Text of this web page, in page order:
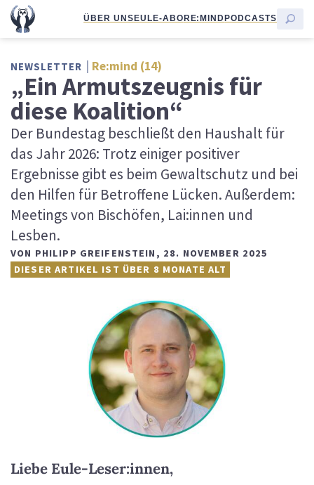
ÜBER UNSEULE-ABORE:MINDPODCASTS
NEWSLETTER Re:mind (14)
„Ein Armutszeugnis für
diese Koalition“
Der Bundestag beschließt den Haushalt für
das Jahr 2026: Trotz einiger positiver
Ergebnisse gibt es beim Gewaltschutz und bei
den Hilfen für Betroffene Lücken. Außerdem:
Meetings von Bischöfen, Lai:innen und
Lesben.
VON PHILIPP GREIFENSTEIN , 28. NOVEMBER 2025
DIESER ARTIKEL IST ÜBER 8 MONATE ALT
Liebe Eule-Leser:innen,